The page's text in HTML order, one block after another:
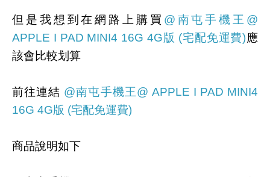
但是我想到在網路上購買 @南屯手機王@
APPLE I PAD MINI4 16G 4G版 (宅配免運費)應
該會比較划算
前往連結 @南屯手機王@ APPLE I PAD MINI4
16G 4G版 (宅配免運費)
商品說明如下